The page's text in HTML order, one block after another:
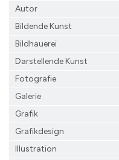
Autor
Bildende Kunst
Bildhauerei
Darstellende Kunst
Fotografie
Galerie
Grafik
Grafikdesign
Illustration